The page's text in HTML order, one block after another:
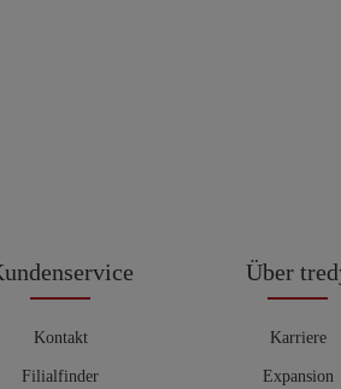
Kontakt
Filialfinder
Über
Karriere
Expansion